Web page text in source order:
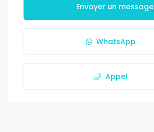
Envoyer un message
WhatsApp
Appel